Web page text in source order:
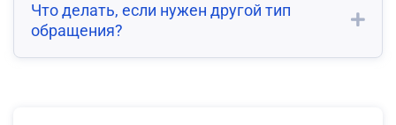
Что делать, если нужен другой тип
обращения?